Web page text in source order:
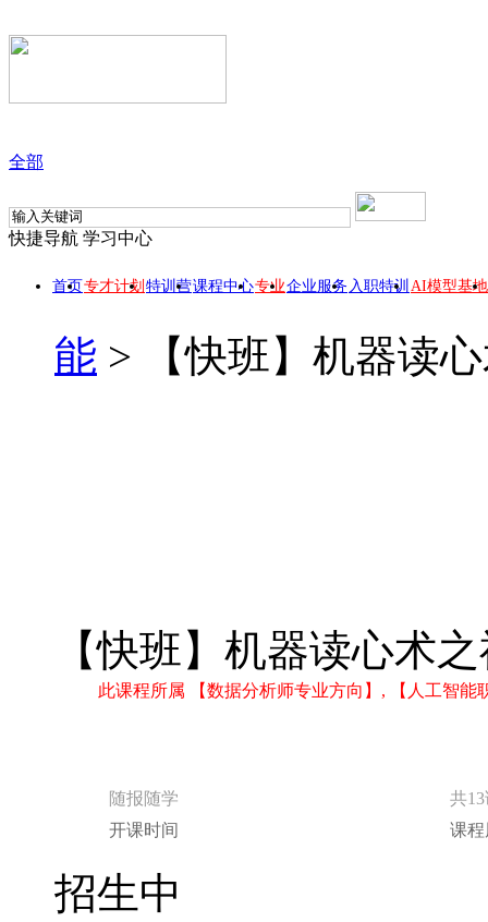
全部
快捷导航 学习中心
首页专才计划 特训营课程中心专业企业服务 入职特训 AI模型基地
能 >
【快班】机器读
招生中
分享